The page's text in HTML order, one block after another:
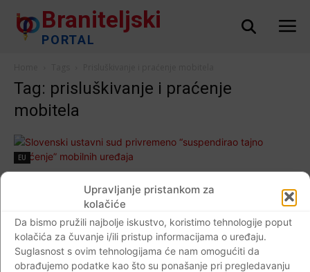
Upravljanje pristankom za
kolačiće
Da bismo pružili najbolje iskustvo, koristimo tehnologije poput
kolačića za čuvanje i/ili pristup informacijama o uređaju.
Suglasnost s ovim tehnologijama će nam omogućiti da
obrađujemo podatke kao što su ponašanje pri pregledavanju
Braniteljski
PORTAL
Tag: prisluškivanje i praćenje
mobitela
EU
Slovenski ustavni sud privremeno
“suspendirao tajno praćenje” mobilnih
uređaja
Braniteljski portal - 23.07.2019